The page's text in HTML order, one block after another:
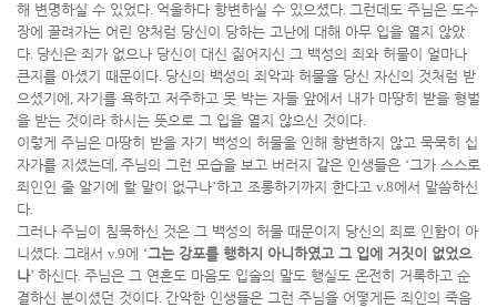
해 변명하실 수 있었다. 억울하다 항변하실 수 있으셨다. 그런데도 주님은 도수
장에 끌려가는 어린 양처럼 당신이 당하는 고난에 대해 아무 입을 열지 않았
다. 당신은 죄가 없으나 당신이 대신 짊어지신 그 백성의 죄와 허물이 얼마나
큰지를 아셨기 때문이다. 당신의 백성의 죄악과 허물을 당신 자신의 것처럼 받
으셨기에 , 자기를 욕하고 저주하고 못 박는 자들 앞에서 내가 마땅히 받을 형벌
을 받는 것이라 하시는 뜻으로 그 입을 열지 않으신 것이다.
이렇게 주님은 마땅히 받을 자기 백성의 허물을 인해 항변하지 않고 묵묵히 십
자가를 지셨는데 , 주님의 그런 모습을 보고 버러지 같은 인생들은 ‘그가 스스로
죄인인 줄 알기에 할 말이 없구나’하고 조롱하기까지 한다고 v.8에서 말씀하신
다.
그러나 주님이 침묵하신 것은 그 백성의 허물 때문이지 당신의 죄로 인함이 아
니셨다. 그래서 v.9에 ‘그는 강포를 행하지 아니하였고 그 입에 거짓이 없었으
나’ 하신다. 주님은 그 연혼도 마음도 입술의 말도 행실도 온전히 거룩하고 순
결하신 분이셨던 것이다. 간악한 인생들은 그런 주님을 어떻게든 죄인의 죽음